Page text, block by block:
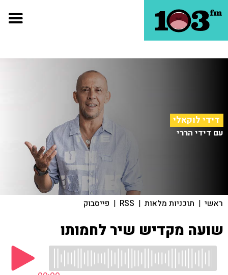
דידי לוקאלי
עם דידי הררי
ראשי | תוכניות מלאות |
RSS
| פייסבוק
שועה מקדיש שיר לחמותו